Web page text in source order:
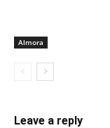
Almora
Leave a reply